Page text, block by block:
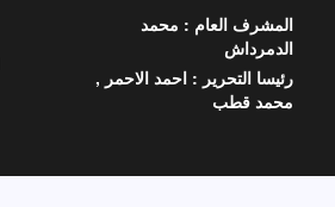
المحتوى
المشرف العام : محمد
الدمرداش
رئيسا التحرير : احمد الاحمر ,
محمد قطب